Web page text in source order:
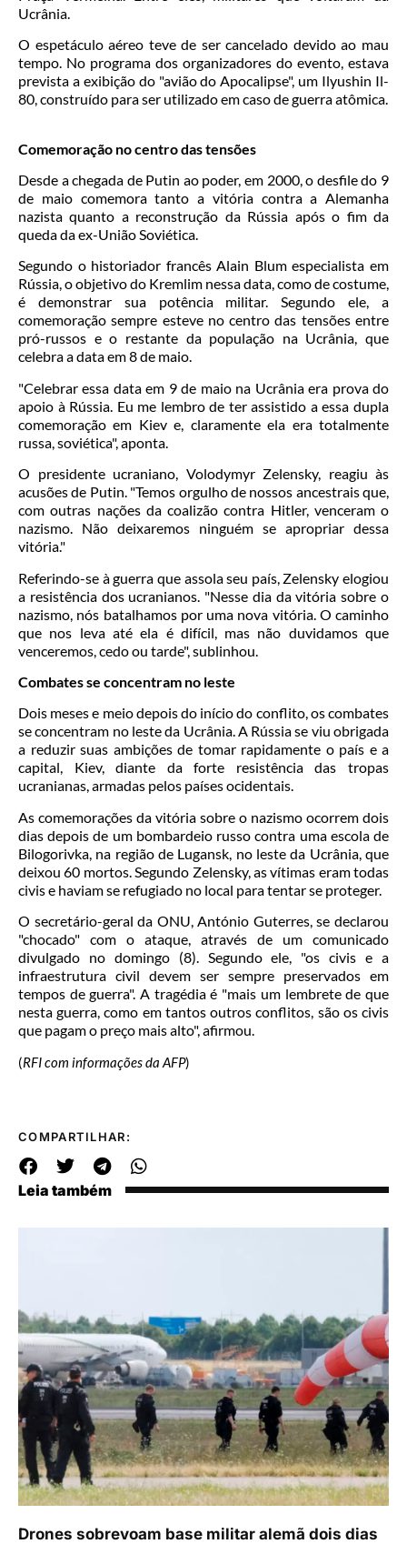
Ucrânia.
O espetáculo aéreo teve de ser cancelado devido ao mau
tempo. No programa dos organizadores do evento, estava
prevista a exibição do "avião do Apocalipse", um Ilyushin Il-
80, construído para ser utilizado em caso de guerra atômica.
Comemoração no centro das tensões
Desde a chegada de Putin ao poder, em 2000, o desfile do 9
de maio comemora tanto a vitória contra a Alemanha
nazista quanto a reconstrução da Rússia após o fim da
queda da ex-União Soviética.
Segundo o historiador francês Alain Blum especialista em
Rússia, o objetivo do Kremlim nessa data, como de costume,
é demonstrar sua potência militar. Segundo ele, a
comemoração sempre esteve no centro das tensões entre
pró-russos e o restante da população na Ucrânia, que
celebra a data em 8 de maio.
"Celebrar essa data em 9 de maio na Ucrânia era prova do
apoio à Rússia. Eu me lembro de ter assistido a essa dupla
comemoração em Kiev e, claramente ela era totalmente
russa, soviética", aponta.
O presidente ucraniano, Volodymyr Zelensky, reagiu às
acusões de Putin. "Temos orgulho de nossos ancestrais que,
com outras nações da coalizão contra Hitler, venceram o
nazismo. Não deixaremos ninguém se apropriar dessa
vitória."
Referindo-se à guerra que assola seu país, Zelensky elogiou
a resistência dos ucranianos. "Nesse dia da vitória sobre o
nazismo, nós batalhamos por uma nova vitória. O caminho
que nos leva até ela é difícil, mas não duvidamos que
venceremos, cedo ou tarde", sublinhou.
Combates se concentram no leste
Dois meses e meio depois do início do conflito, os combates
se concentram no leste da Ucrânia. A Rússia se viu obrigada
a reduzir suas ambições de tomar rapidamente o país e a
capital, Kiev, diante da forte resistência das tropas
ucranianas, armadas pelos países ocidentais.
As comemorações da vitória sobre o nazismo ocorrem dois
dias depois de um bombardeio russo contra uma escola de
Bilogorivka, na região de Lugansk, no leste da Ucrânia, que
deixou 60 mortos. Segundo Zelensky, as vítimas eram todas
civis e haviam se refugiado no local para tentar se proteger.
O secretário-geral da ONU, António Guterres, se declarou
"chocado" com o ataque, através de um comunicado
divulgado no domingo (8). Segundo ele, "os civis e a
infraestrutura civil devem ser sempre preservados em
tempos de guerra". A tragédia é "mais um lembrete de que
nesta guerra, como em tantos outros conflitos, são os civis
que pagam o preço mais alto", afirmou.
(RFI com informações da AFP)
COMPARTILHAR:
Leia também
Drones sobrevoam base militar alemã dois dias